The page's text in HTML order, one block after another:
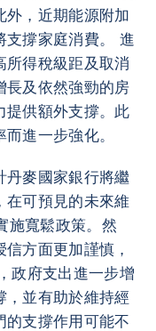
外，近期能源附加
支撐家庭消費。 進
得稅級距及取消
及依然強勁的房
提供額外支撐。此
進一步強化。
丹麥國家銀行將繼
在可預見的未來維
施寬鬆政策。然
方面更加謹慎，
政府支出進一步增
，並有助於維持經
的支撐作用可能不